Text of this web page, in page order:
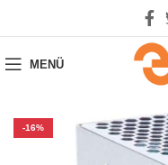
MENÜ
-16%